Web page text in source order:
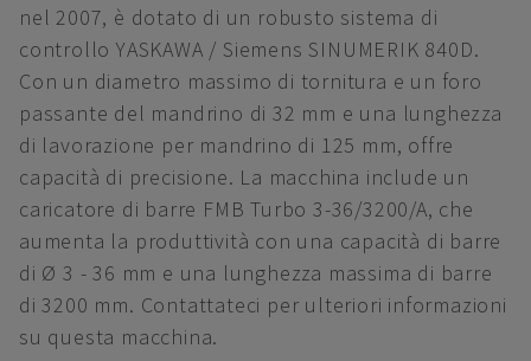
nel 2007, è dotato di un robusto sistema di
controllo YASKAWA / Siemens SINUMERIK 840D.
Con un diametro massimo di tornitura e un foro
passante del mandrino di 32 mm e una lunghezza
di lavorazione per mandrino di 125 mm, offre
capacità di precisione. La macchina include un
caricatore di barre FMB Turbo 3-36/3200/A, che
aumenta la produttività con una capacità di barre
di Ø 3 - 36 mm e una lunghezza massima di barre
di 3200 mm. Contattateci per ulteriori informazioni
su questa macchina.